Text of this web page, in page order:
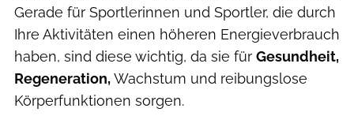
Gerade für Sportlerinnen und Sportler, die durch
Ihre Aktivitäten einen höheren Energieverbrauch
haben, sind diese wichtig, da sie für Gesundheit,
Regeneration,Wachstum und reibungslose
Körperfunktionen sorgen.